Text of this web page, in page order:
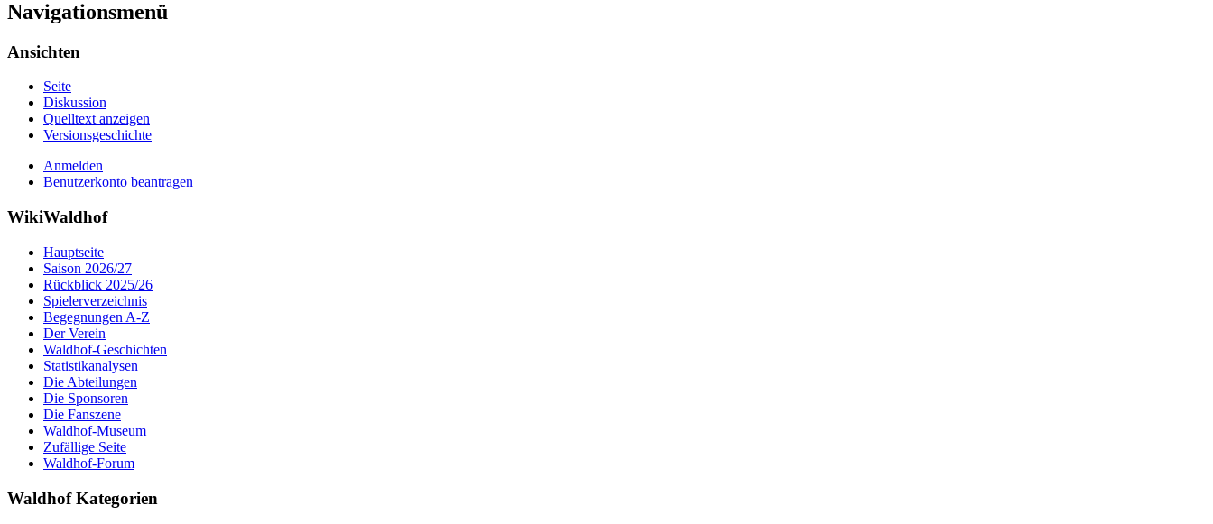
Navigationsmenü
Ansichten
Seite
Diskussion
Quelltext anzeigen
Versionsgeschichte
Anmelden
Benutzerkonto beantragen
WikiWaldhof
Hauptseite
Saison 2026/27
Rückblick 2025/26
Spielerverzeichnis
Begegnungen A-Z
Der Verein
Waldhof-Geschichten
Statistikanalysen
Die Abteilungen
Die Sponsoren
Die Fanszene
Waldhof-Museum
Zufällige Seite
Waldhof-Forum
Waldhof Kategorien